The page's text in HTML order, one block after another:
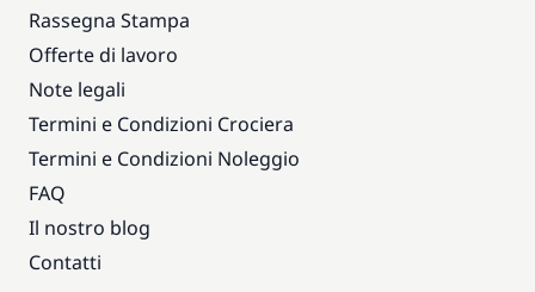
Rassegna Stampa
Offerte di lavoro
Note legali
Termini e Condizioni Crociera
Termini e Condizioni Noleggio
FAQ
Il nostro blog
Contatti